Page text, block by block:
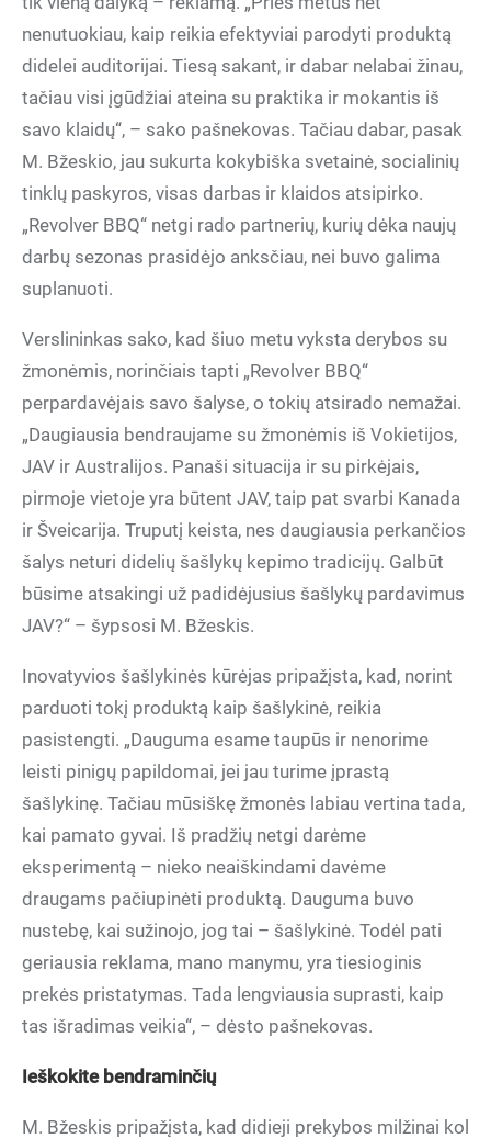
nenutuokiau, kaip reikia efektyviai parodyti produktą
didelei auditorijai. Tiesą sakant, ir dabar nelabai žinau,
tačiau visi įgūdžiai ateina su praktika ir mokantis iš
savo klaidų“, – sako pašnekovas. Tačiau dabar, pasak
M. Bžeskio, jau sukurta kokybiška svetainė, socialinių
tinklų paskyros, visas darbas ir klaidos atsipirko.
„Revolver BBQ“ netgi rado partnerių, kurių dėka naujų
darbų sezonas prasidėjo anksčiau, nei buvo galima
suplanuoti.
Verslininkas sako, kad šiuo metu vyksta derybos su
žmonėmis, norinčiais tapti „Revolver BBQ“
perpardavėjais savo šalyse, o tokių atsirado nemažai.
„Daugiausia bendraujame su žmonėmis iš Vokietijos,
JAV ir Australijos. Panaši situacija ir su pirkėjais,
pirmoje vietoje yra būtent JAV, taip pat svarbi Kanada
ir Šveicarija. Truputį keista, nes daugiausia perkančios
šalys neturi didelių šašlykų kepimo tradicijų. Galbūt
būsime atsakingi už padidėjusius šašlykų pardavimus
JAV?“ – šypsosi M. Bžeskis.
Inovatyvios šašlykinės kūrėjas pripažįsta, kad, norint
parduoti tokį produktą kaip šašlykinė, reikia
pasistengti. „Dauguma esame taupūs ir nenorime
leisti pinigų papildomai, jei jau turime įprastą
šašlykinę. Tačiau mūsiškę žmonės labiau vertina tada,
kai pamato gyvai. Iš pradžių netgi darėme
eksperimentą – nieko neaiškindami davėme
draugams pačiupinėti produktą. Dauguma buvo
nustebę, kai sužinojo, jog tai – šašlykinė. Todėl pati
geriausia reklama, mano manymu, yra tiesioginis
prekės pristatymas. Tada lengviausia suprasti, kaip
tas išradimas veikia“, – dėsto pašnekovas.
Ieškokite bendraminčių
M. Bžeskis pripažįsta, kad didieji prekybos milžinai kol